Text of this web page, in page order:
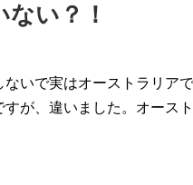
い？！
いで実はオーストラリア
が、違いました。オース